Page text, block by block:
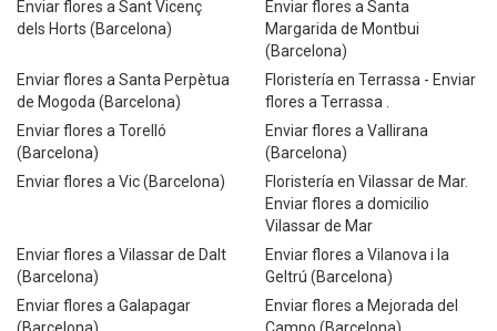
Enviar flores a Sant Vicenç
dels Horts (Barcelona)
Enviar flores a Santa
Margarida de Montbui
(Barcelona)
Enviar flores a Santa Perpètua
de Mogoda (Barcelona)
Floristería en Terrassa - Enviar
flores a Terrassa .
Enviar flores a Torelló
(Barcelona)
Enviar flores a Vallirana
(Barcelona)
Enviar flores a Vic (Barcelona)
Floristería en Vilassar de Mar.
Enviar flores a domicilio
Vilassar de Mar
Enviar flores a Vilassar de Dalt
(Barcelona)
Enviar flores a Vilanova i la
Geltrú (Barcelona)
Enviar flores a Galapagar
Enviar flores a Mejorada del